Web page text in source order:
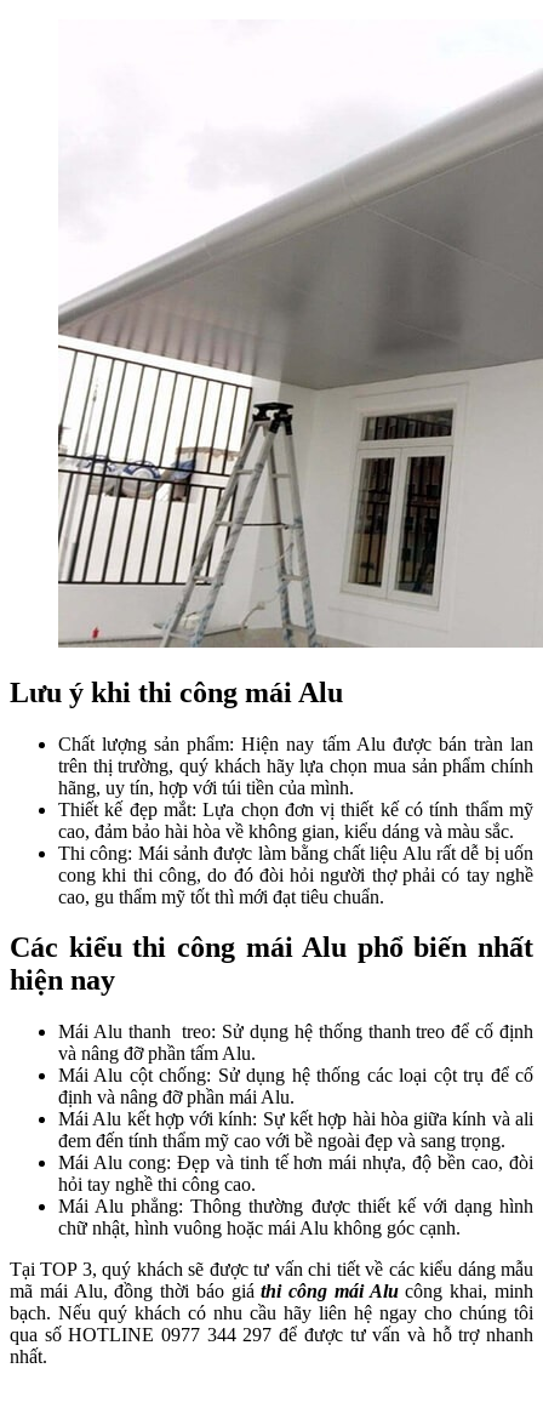
Lưu ý khi thi công mái Alu
Chất lượng sản phẩm: Hiện nay tấm Alu được bán tràn lan
trên thị trường, quý khách hãy lựa chọn mua sản phẩm chính
hãng, uy tín, hợp với túi tiền của mình.
Thiết kế đẹp mắt: Lựa chọn đơn vị thiết kế có tính thẩm mỹ
cao, đảm bảo hài hòa về không gian, kiểu dáng và màu sắc.
Thi công: Mái sảnh được làm bằng chất liệu Alu rất dễ bị uốn
cong khi thi công, do đó đòi hỏi người thợ phải có tay nghề
cao, gu thẩm mỹ tốt thì mới đạt tiêu chuẩn.
Các kiểu thi công mái Alu phổ biến nhất
hiện nay
Mái Alu thanh treo: Sử dụng hệ thống thanh treo để cố định
và nâng đỡ phần tấm Alu.
Mái Alu cột chống: Sử dụng hệ thống các loại cột trụ để cố
định và nâng đỡ phần mái Alu.
Mái Alu kết hợp với kính: Sự kết hợp hài hòa giữa kính và ali
đem đến tính thẩm mỹ cao với bề ngoài đẹp và sang trọng.
Mái Alu cong: Đẹp và tinh tế hơn mái nhựa, độ bền cao, đòi
hỏi tay nghề thi công cao.
Mái Alu phẳng: Thông thường được thiết kế với dạng hình
chữ nhật, hình vuông hoặc mái Alu không góc cạnh.
Tại TOP 3, quý khách sẽ được tư vấn chi tiết về các kiểu dáng mẫu
mã mái Alu, đồng thời báo giáthi công mái Alucông khai, minh
bạch. Nếu quý khách có nhu cầu hãy liên hệ ngay cho chúng tôi
qua số HOTLINE 0977 344 297 để được tư vấn và hỗ trợ nhanh
nhất.